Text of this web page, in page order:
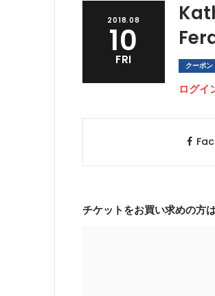
2018.08
10
FRI クーポン
ログイ
チケットをお買い求めの方